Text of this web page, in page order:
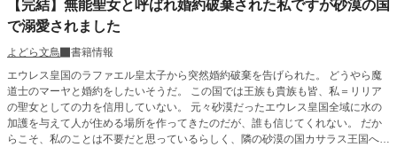
【完結】無能聖女と呼ばれ婚約破棄された私ですが砂漠の国
で溺愛されました
よどら文鳥
書籍情報
エウレス皇国のラファエル皇太子から突然婚約破棄を告げられた。 どうやら魔
道士のマーヤと婚約をしたいそうだ。 この国では王族も貴族も皆、私＝リリア
の聖女としての力を信用していない。 元々砂漠だったエウレス皇国全域に水の
加護を与えて人が住める場所を作ってきたのだが、誰も信じてくれない。 だか
らこそ、私のことは不要だと思っているらしく、隣の砂漠の国カサラス王国へ追